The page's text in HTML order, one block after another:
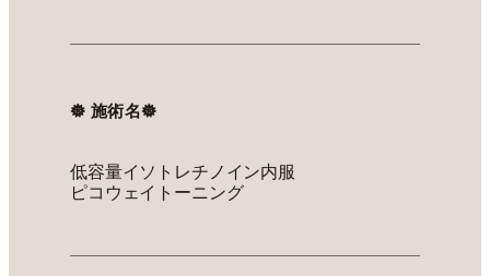
𖣔 施術名𖣔
低容量イソトレチノイン内服
ピコウェイトーニング